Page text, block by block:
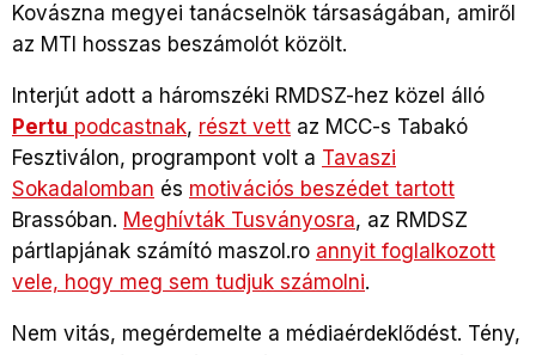
Kovászna megyei tanácselnök társaságában, amiről
az MTI hosszas beszámolót közölt.
Interjút adott a háromszéki RMDSZ-hez közel álló
Pertu podcastnak, részt vett az MCC-s Tabakó
Fesztiválon, programpont volt a Tavaszi
Sokadalomban és motivációs beszédet tartott
Brassóban. Meghívták Tusványosra, az RMDSZ
pártlapjának számító maszol.ro annyit foglalkozott
vele, hogy meg sem tudjuk számolni.
Nem vitás, megérdemelte a médiaérdeklődést. Tény,